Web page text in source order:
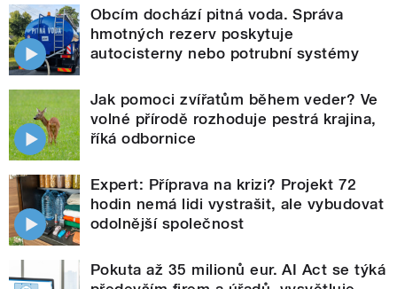
Obcím dochází pitná voda. Správa
hmotných rezerv poskytuje
autocisterny nebo potrubní systémy
Jak pomoci zvířatům během veder? Ve
volné přírodě rozhoduje pestrá krajina,
říká odbornice
Expert: Příprava na krizi? Projekt 72
hodin nemá lidi vystrašit, ale vybudovat
odolnější společnost
Pokuta až 35 milionů eur. AI Act se týká